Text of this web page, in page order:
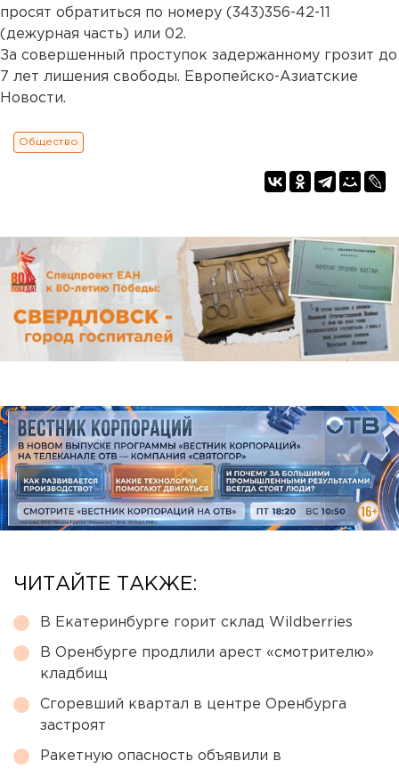
просят обратиться по номеру (343)356-42-11
(дежурная часть) или 02.
За совершенный проступок задержанному грозит до
7 лет лишения свободы. Европейско-Азиатские
Новости.
Общество
ЧИТАЙТЕ ТАКЖЕ:
В Екатеринбурге горит склад Wildberries
В Оренбурге продлили арест «смотрителю»
кладбищ
Сгоревший квартал в центре Оренбурга
застроят
Ракетную опасность объявили в